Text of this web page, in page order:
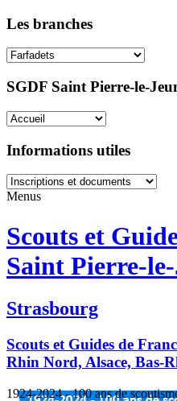
Les branches
SGDF Saint Pierre-le-
Informations utiles
Menus
Scouts et
Saint Pierre-
Strasbourg
Scouts et Guides de
Rhin Nord, Alsace, Bas-
1924-2024 - 100 ans de